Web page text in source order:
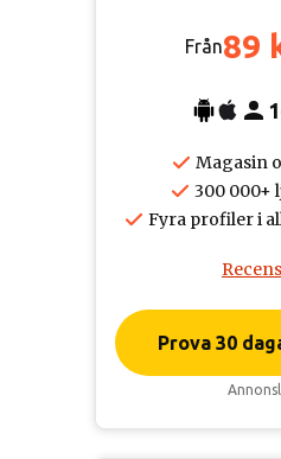
Från89
Magasin
300 000+
Fyra profiler i
Prova 30